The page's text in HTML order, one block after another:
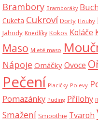
Brambory Bramboráky
Cuketa Cukroví Dorty Houby
Jahody Knedlíky Kokos Koláče
Maso Mleté maso
Nápoje Omáčky Ovoce
Pečení Placičky Polevy
Pomazánky Puding Přílohy
Smažení Smoothie Tvaroh